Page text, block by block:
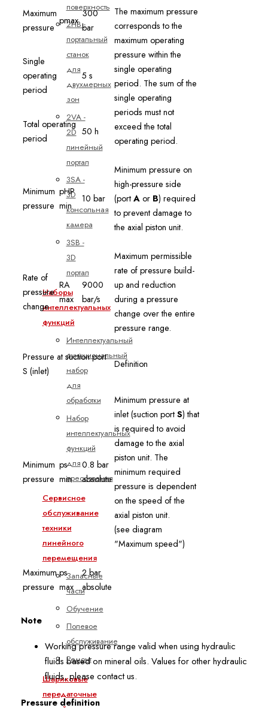
поверхность
2HB -
портальный
станок
для
двухмерных
зон
2VA -
2D
линейный
портал
3SA -
3D
консольная
камера
3SB -
3D
портал
Наборы
интеллектуальных
функций
Интеллектуальный
функциональный
набор
для
обработки
Набор
интеллектуальных
функций
для
прессования
Сервисное
обслуживание
техники
линейного
перемещения
Запасные
части
Обучение
Полевое
обслуживание
Ремонт
Шариковые
передаточные
Maximum
pressure
pmax
300
bar
The maximum pressure
corresponds to the
maximum operating
pressure within the
single operating
period. The sum of the
single operating
periods must not
exceed the total
operating period.
Single
operating
period
5 s
Total operating
period
50 h
Minimum
pressure
pHP
min
10 bar
Minimum pressure on
high-pressure side
(port A or B) required
to prevent damage to
the axial piston unit.
Rate of
pressure
change
RA
max
9000
bar/s
Maximum permissible
rate of pressure build-
up and reduction
during a pressure
change over the entire
pressure range.
Pressure at suction port
S (inlet)
Definition
Minimum
pressure
ps
min
0.8 bar
absolute
Minimum pressure at
inlet (suction port S) that
is required to avoid
damage to the axial
piston unit. The
minimum required
pressure is dependent
on the speed of the
axial piston unit.
(see diagram
"Maximum speed")
Maximum
pressure
ps
max
2 bar
absolute
Note
Working pressure range valid when using hydraulic
fluids based on mineral oils. Values for other hydraulic
fluids, please contact us.
Pressure definition